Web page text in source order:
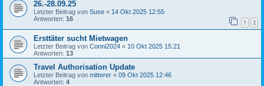
26.-28.09.25
Letzter Beitrag von Suse « 14 Okt 2025 12:55
Antworten: 16 1 2
Ersttäter sucht Mietwagen
Letzter Beitrag von Conni2024 « 10 Okt 2025 15:21
Antworten: 13
Travel Authorisation Update
Letzter Beitrag von mitterer « 09 Okt 2025 12:46
Antworten: 4